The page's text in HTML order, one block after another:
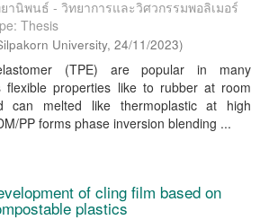
านิพนธ์ - วิทยาการและวิศวกรรมพอลิเมอร์
Thesis
University, 24/11/2023)
(TPE) are popular in many
flexible properties like to rubber at room
can melted like thermoplastic at high
PP forms phase inversion blending ...
of cling film based on
plastics